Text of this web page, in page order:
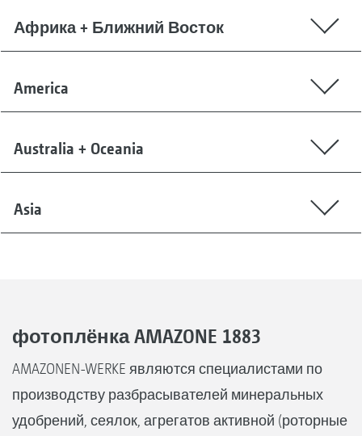
Африка + Ближний Восток
America
Australia + Oceania
Asia
фотоплёнка AMAZONE 1883
AMAZONEN-WERKE являются специалистами по
производству разбрасывателей минеральных
удобрений, сеялок, агрегатов активной (роторные